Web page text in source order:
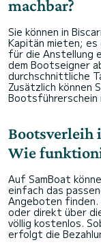
machbar?
Sie können in
Kapitän mieten;
für die Anstellung
dem Bootseigner
durchschnittliche
Zusätzlich können
Bootsführerschein
Bootsverleih
Wie
Auf SamBoat
einfach das
Angeboten finden.
oder direkt über
völlig kostenlos.
erfolgt die